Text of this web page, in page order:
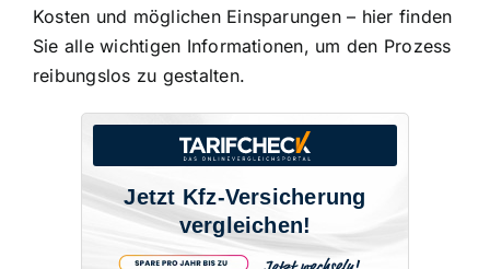
Kosten und möglichen Einsparungen – hier finden
Sie alle wichtigen Informationen, um den Prozess
reibungslos zu gestalten.
Jetzt Kfz-Versicherung
vergleichen!